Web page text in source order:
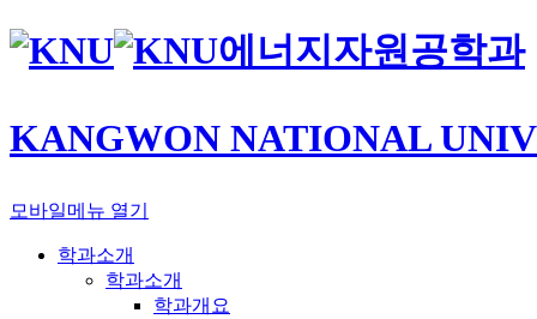
에너지자원공학과
KANGWON NATIONAL
모바일메뉴 열기
학과소개
학과소개
학과개요